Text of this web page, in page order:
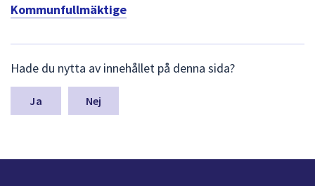
Kommunfullmäktige
ä
m
a
n
Hade du nytta av innehållet på denna sida?
Nej